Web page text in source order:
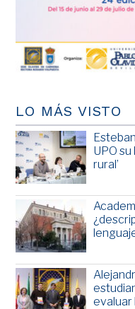
LO MÁS VISTO
UPO su
rural’
evaluar